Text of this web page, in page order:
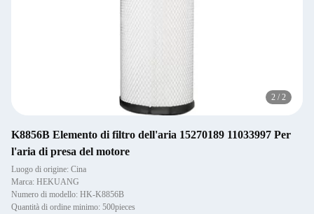
2 / 2
K8856B Elemento di filtro dell'aria 15270189 11033997 Per
l'aria di presa del motore
Luogo di origine: Cina
Marca: HEKUANG
Numero di modello: HK-K8856B
Quantità di ordine minimo: 500pieces